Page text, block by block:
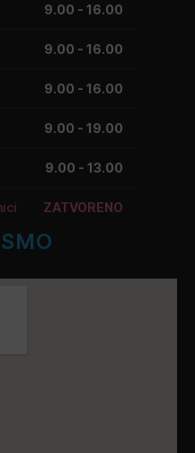
9.00 - 16.00
9.00 - 16.00
9.00 - 16.00
9.00 - 19.00
9.00 - 13.00
ZATVORENO